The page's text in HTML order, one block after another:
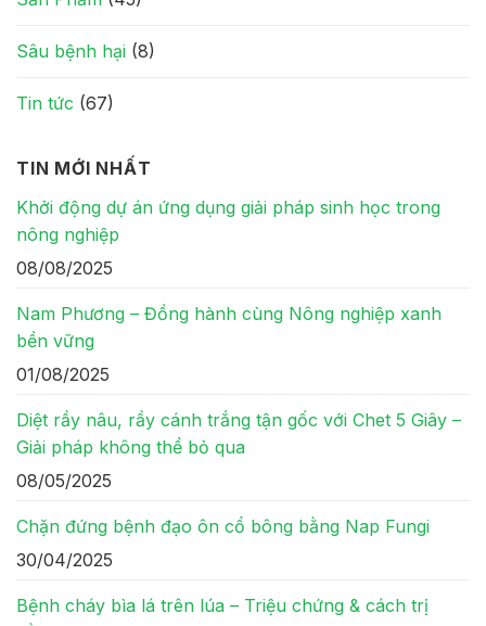
Sâu bệnh hại (8)
Tin tức (67)
TIN MỚI NHẤT
Khởi động dự án ứng dụng giải pháp sinh học trong
nông nghiệp
08/08/2025
Nam Phương – Đồng hành cùng Nông nghiệp xanh
bền vững
01/08/2025
Diệt rầy nâu, rầy cánh trắng tận gốc với Chet 5 Giây –
Giải pháp không thể bỏ qua
08/05/2025
Chặn đứng bệnh đạo ôn cổ bông bằng Nap Fungi
30/04/2025
Bệnh cháy bìa lá trên lúa – Triệu chứng & cách trị